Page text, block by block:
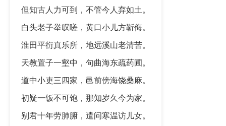
但知古人力可到，不管今人弃如土。
白头老子举叹嗟，黄口小儿方靳侮。
淮田平衍真乐所，地远溪山老清苦。
天教置子一壑中，句曲海东疏药圃。
道中小吏三四家，邑前傍海饶桑麻。
初疑一饭不可饱，那知岁久今为家。
别君十年劳肺腑，遣问寒温访儿女。